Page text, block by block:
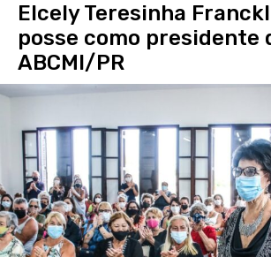
Elcely Teresinha
posse como presidente
ABCMI/PR